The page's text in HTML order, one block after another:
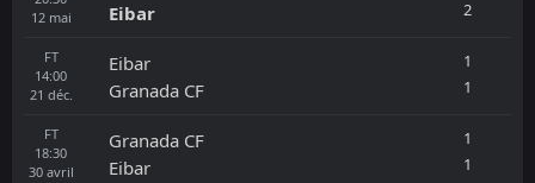
12 mai
Eibar
2
FT
14:00
21 déc.
Eibar
Granada CF
1
1
FT
18:30
30 avril
Granada CF
Eibar
1
1